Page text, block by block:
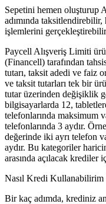
Sepetini hemen oluşturup
adımında
işlemlerini
Paycell Alışveriş Limiti
(Financell) tarafından
tutarı, taksit adedi ve faiz
ve taksit tutarları tek bir
tutar üzerinden değişiklik
bilgisayarlarda 12,
telefonlarında maksimum
telefonlarında 3 aydır.
değerinde iki ayrı telefon
aydır. Bu kategoriler
arasında açılacak krediler
Nasıl Kredi Kullanabilirim
Bir kaç adımda, krediniz